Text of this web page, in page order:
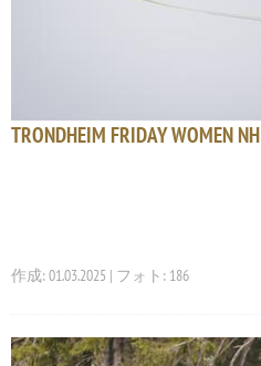
TRONDHEIM FRIDAY WOMEN NH
作成: 01.03.2025 | フォト: 186